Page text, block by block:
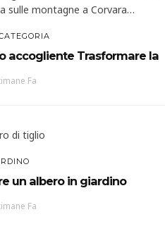
accogliente Trasformare la
Fa
un albero in giardino
Fa